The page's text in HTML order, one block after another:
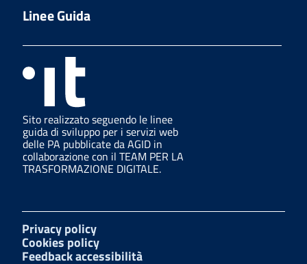
Linee Guida
Sito realizzato seguendo le linee
guida di sviluppo per i servizi web
delle PA pubblicate da AGID in
collaborazione con il TEAM PER LA
TRASFORMAZIONE DIGITALE.
Privacy policy
Cookies policy
Feedback accessibilità